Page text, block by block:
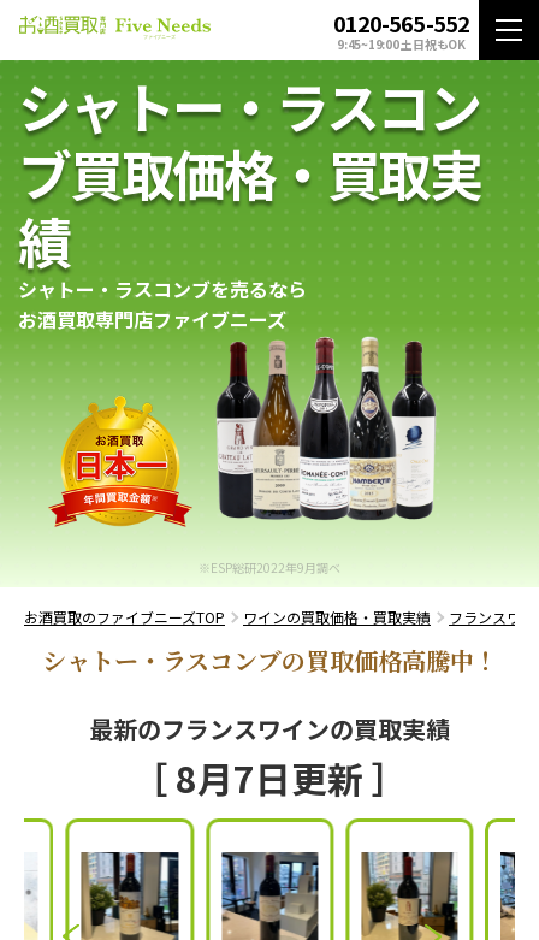
0120-565-552
9:45~19:00 土日祝もOK
シャトー・ラスコン
ブ買取価格・買取実
績
シャトー・ラスコンブを売るなら
お酒買取専門店ファイブニーズ
※ESP総研2022年9月調べ
お酒買取のファイブニーズTOP ワインの買取価格・買取実績 フランスワ
シャトー・ラスコンブの買取価格高騰中！
最新のフランスワインの買取実績
［ 8月7日更新 ］